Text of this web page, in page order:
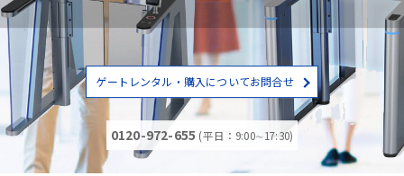
ゲートレンタル・購入についてお問合せ
0120-972-655 (平日：9:00∼17:30)